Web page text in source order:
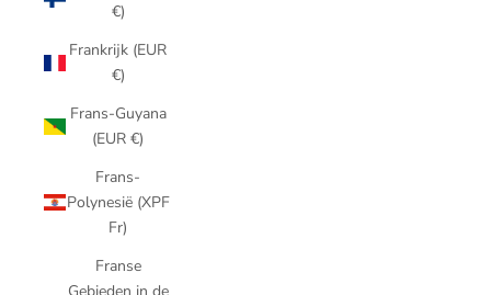
€)
Frankrijk (EUR
€)
Frans-Guyana
(EUR €)
Frans-
Polynesië (XPF
Fr)
Franse